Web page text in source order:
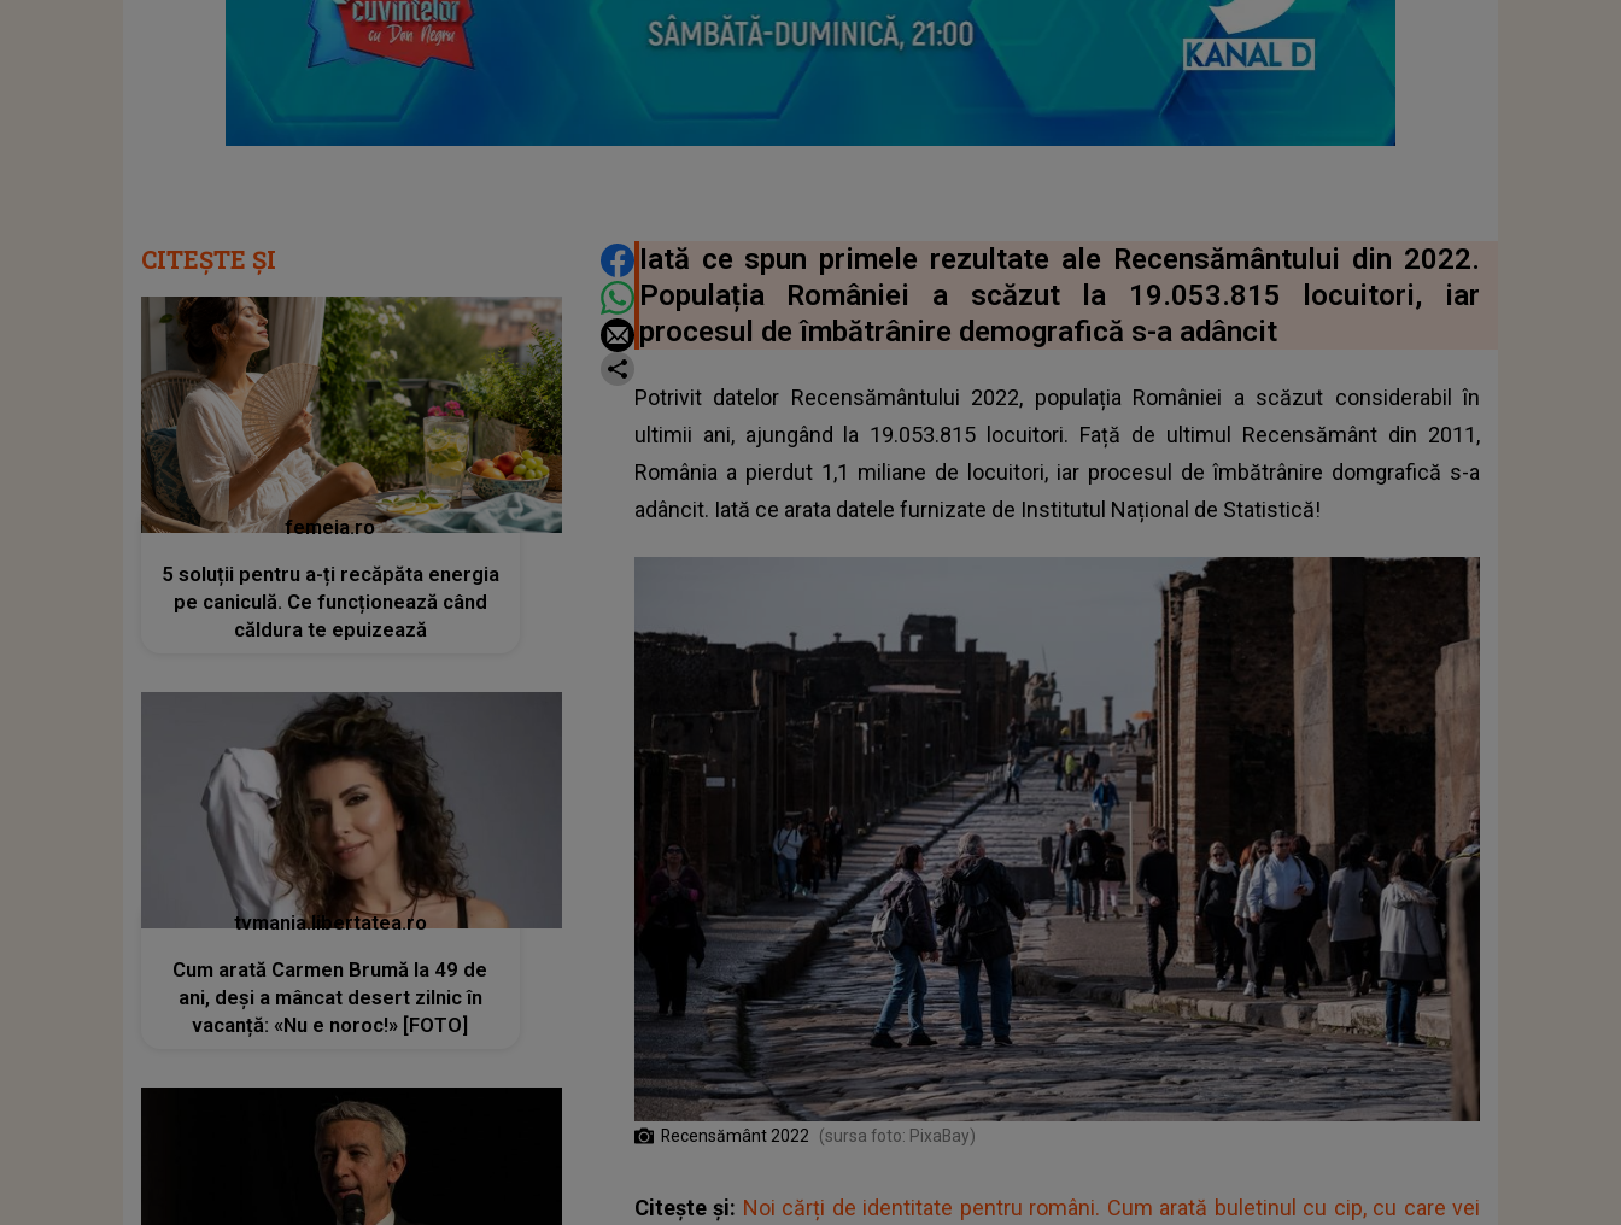
DISTRIBUIE ARTICOLUL
Iată ce spun primele rezultate ale Recensământului din 2022.
Populația României a scăzut la 19.053.815 locuitori, iar
procesul de îmbătrânire demografică s-a adâncit
Potrivit datelor Recensământului 2022, populația României a scăzut considerabil în
ultimii ani, ajungând la 19.053.815 locuitori. Față de ultimul Recensământ din 2011,
România a pierdut 1,1 miliane de locuitori, iar procesul de îmbătrânire domgrafică s-a
adâncit. Iată ce arata datele furnizate de Institutul Național de Statistică!
Recensământ 2022 (sursa foto: PixaBay)
Citește și: Noi cărți de identitate pentru români. Cum arată buletinul cu cip, cu care vei
CITEȘTE ȘI
femeia.ro
5 soluții pentru a-ți recăpăta energia
pe caniculă. Ce funcționează când
căldura te epuizează
tvmania.libertatea.ro
Cum arată Carmen Brumă la 49 de
ani, deși a mâncat desert zilnic în
vacanță: «Nu e noroc!» [FOTO]